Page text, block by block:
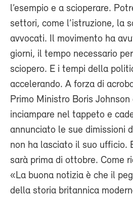
l’esempio e a scioperare.
settori, come l’istruzione, la
avvocati. Il movimento ha
giorni, il tempo necessario
sciopero. E i tempi della
accelerando. A forza di
Primo Ministro Boris
inciampare nel tappeto e
annunciato le sue dimissioni
non ha lasciato il suo ufficio.
sarà prima di ottobre. Come
«La buona notizia è che il
della storia britannica